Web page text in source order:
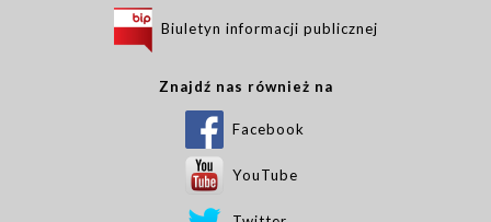
Biuletyn informacji publicznej
Znajdź nas również na
Facebook
YouTube